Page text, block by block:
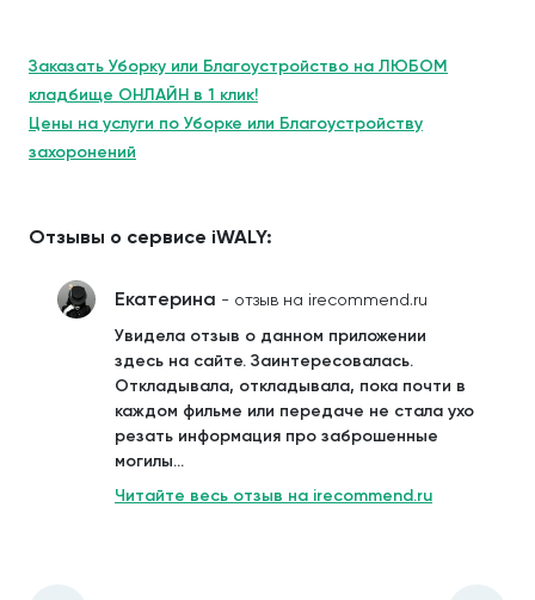
Заказать Уборку или Благоустройство на ЛЮБОМ
кладбище ОНЛАЙН в 1 клик!
Цены на услуги по Уборке или Благоустройству
захоронений
Отзывы о сервисе iWALY:
Екатерина - отзыв на irecommend.ru
Увидела отзыв о данном приложении
здесь на сайте. Заинтересовалась.
Откладывала, откладывала, пока почти в
каждом фильме или передаче не стала ухо
резать информация про заброшенные
могилы...
Читайте весь отзыв на irecommend.ru